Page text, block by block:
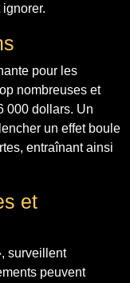
pour les
nombreuses et
000 dollars. Un
un effet boule
entraînant ainsi
et
surveillent
peuvent